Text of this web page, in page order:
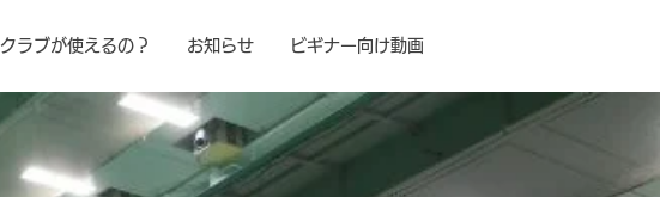
ラブが使えるの？ お知らせ ビギナー向け動画